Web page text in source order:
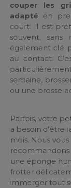
couper les
adapté en
court. Il est
souvent, sans
également clé
au contact.
semaine,
ou une brosse
Parfois, votre
a besoin d'être
mois. Nous vous
une éponge
frotter
immerger tout